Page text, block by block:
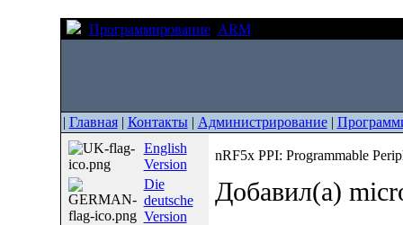
Программирование ARM
| Главная| Контакты| Администрирование|
English
Version
Die
deutsche
Version
nRF5x PPI: Programmable
Добавил(а)